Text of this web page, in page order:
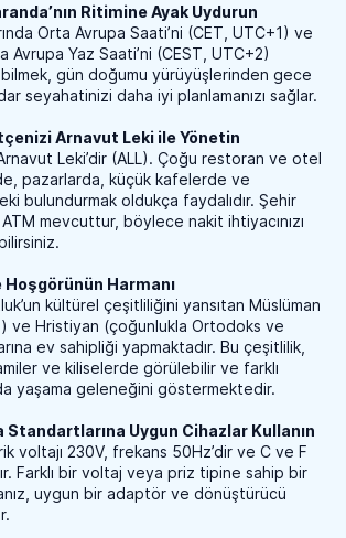
Ritimine Ayak Uydurun
Orta Avrupa Saati’ni (CET, UTC+1) ve
Avrupa Yaz Saati’ni (CEST, UTC+2)
bilmek, gün doğumu yürüyüşlerinden gece
seyahatinizi daha iyi planlamanızı sağlar.
Arnavut Leki ile Yönetin
Leki’dir (ALL). Çoğu restoran ve otel
pazarlarda, küçük kafelerde ve
bulundurmak oldukça faydalıdır. Şehir
mevcuttur, böylece nakit ihtiyacınızı
Hoşgörünün Harmanı
kültürel çeşitliliğini yansıtan Müslüman
ve Hristiyan (çoğunlukla Ortodoks ve
ev sahipliği yapmaktadır. Bu çeşitlilik,
ve kiliselerde görülebilir ve farklı
yaşama geleneğini göstermektedir.
Standartlarına Uygun Cihazlar Kullanın
voltajı 230V, frekans 50Hz’dir ve C ve F
Farklı bir voltaj veya priz tipine sahip bir
uygun bir adaptör ve dönüştürücü